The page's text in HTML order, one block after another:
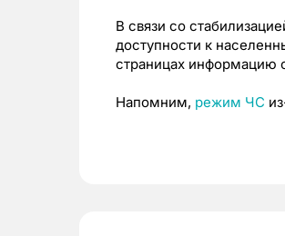
В связи со
доступности к
страницах информацию
Напомним, режим ЧС